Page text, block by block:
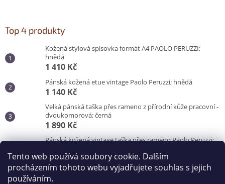
Tento web používá soubory cookie. Dalším
procházením tohoto webu vyjadřujete souhlas s jejich
používáním.
Top 4 produkty
Kožená stylová spisovka formát A4 PAOLO PERUZZI;
hnědá
1 410 Kč
Pánská kožená etue vintage Paolo Peruzzi; hnědá
1 140 Kč
Velká pánská taška přes rameno z přírodní kůže pracovní -
dvoukomorová; černá
1 890 Kč
Pánská kožená vintage taška přes rameno Paolo Peruzzi;
3 100 Kč